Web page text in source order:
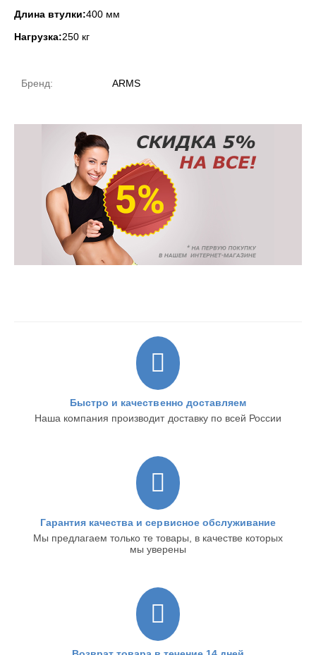
Длина втулки:400 мм
Нагрузка:250 кг
Бренд: ARMS
Быстро и качественно доставляем
Наша компания производит доставку по всей России
Гарантия качества и сервисное обслуживание
Мы предлагаем только те товары, в качестве которых
мы уверены